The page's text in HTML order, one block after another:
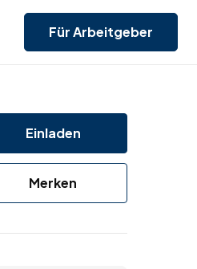
Für Arbeitgeber
Einladen
Merken